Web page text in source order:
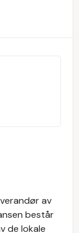
av
består
de lokale